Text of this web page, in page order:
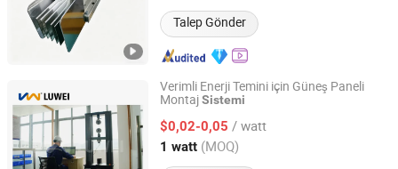
Talep Gönder
Verimli Enerji Temini için Güneş Paneli
MontajSistemi
$0,02-0,05 / watt
1 watt (MOQ)
Xiamen Luwei Prefabricated Steel Structure Co., Ltd.
Fujian, China Fiyat 2025